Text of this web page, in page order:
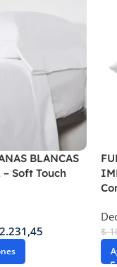
BLANCAS
– Soft Touch
$